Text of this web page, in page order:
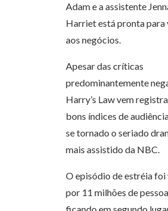
Adam e a assistente
Harriet está pronta
aos negócios.
Apesar das críticas
predominantemente
Harry’s Law vem
bons índices de
se tornado o seriado
mais assistido da NBC.
O episódio de estréia foi
por 11 milhões de